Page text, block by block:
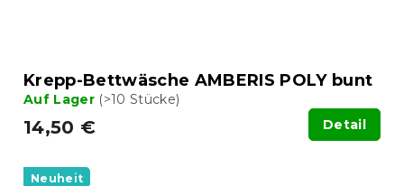
Krepp-Bettwäsche AMBERIS POLY bunt
Auf Lager (>10 Stücke)
14,50 € Detail
Neuheit